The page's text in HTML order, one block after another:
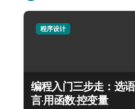
程序设计
编程入门三步走：选语
言·用函数·控变量